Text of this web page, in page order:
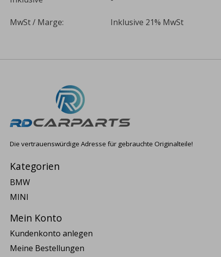
MwSt / Marge: Inklusive 21% MwSt
Die vertrauenswürdige Adresse für gebrauchte Originalteile!
Kategorien
BMW
MINI
Mein Konto
Kundenkonto anlegen
Meine Bestellungen